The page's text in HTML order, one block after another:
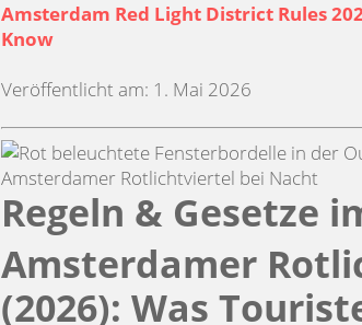
Amsterdam Red Light District Rules
Know
Veröffentlicht am: 1. Mai 2026
Regeln & Gesetze
Amsterdamer
(2026): Was